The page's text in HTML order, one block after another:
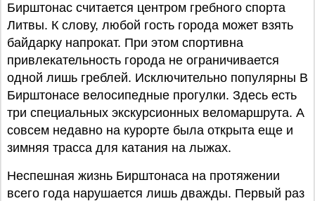
Бирштонас считается центром гребного спорта
Литвы. К слову, любой гость города может взять
байдарку напрокат. При этом спортивна
привлекательность города не ограничивается
одной лишь греблей. Исключительно популярны В
Бирштонасе велосипедные прогулки. Здесь есть
три специальных экскурсионных веломаршрута. А
совсем недавно на курорте была открыта еще и
зимняя трасса для катания на лыжах.
Неспешная жизнь Бирштонаса на протяжении
всего года нарушается лишь дважды. Первый раз